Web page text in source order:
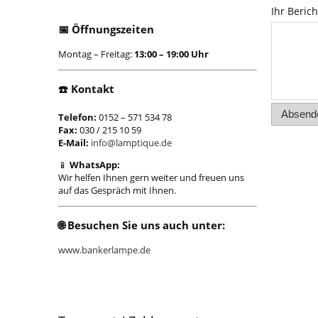
📅 Öffnungszeiten
Montag – Freitag: 13:00 – 19:00 Uhr
☎️ Kontakt
Telefon: 0152 – 571 534 78
Fax: 030 / 215 10 59
E-Mail: info@lamptique.de
📱 WhatsApp:
Wir helfen Ihnen gern weiter und freuen uns
auf das Gespräch mit Ihnen.
🌐Besuchen Sie uns auch unter:
www.bankerlampe.de
Ihr